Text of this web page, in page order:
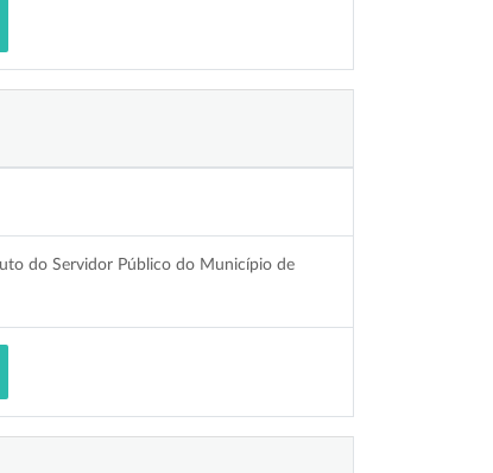
do Servidor Público do Município de